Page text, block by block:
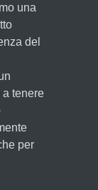
una
del
tenere
per